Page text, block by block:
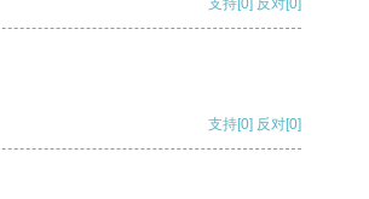
支持 [0] 反对 [0]
支持[0] 反对[0]